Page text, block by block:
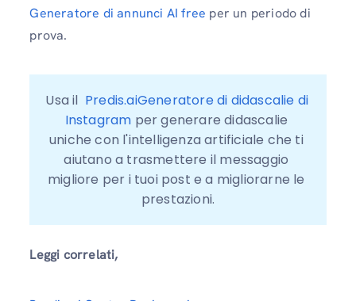
Generatore di annunci AI free per un periodo di
prova.
Usa il Predis.aiGeneratore di didascalie di
Instagram per generare didascalie
uniche con l'intelligenza artificiale che ti
aiutano a trasmettere il messaggio
migliore per i tuoi post e a migliorarne le
prestazioni.
Leggi correlati,